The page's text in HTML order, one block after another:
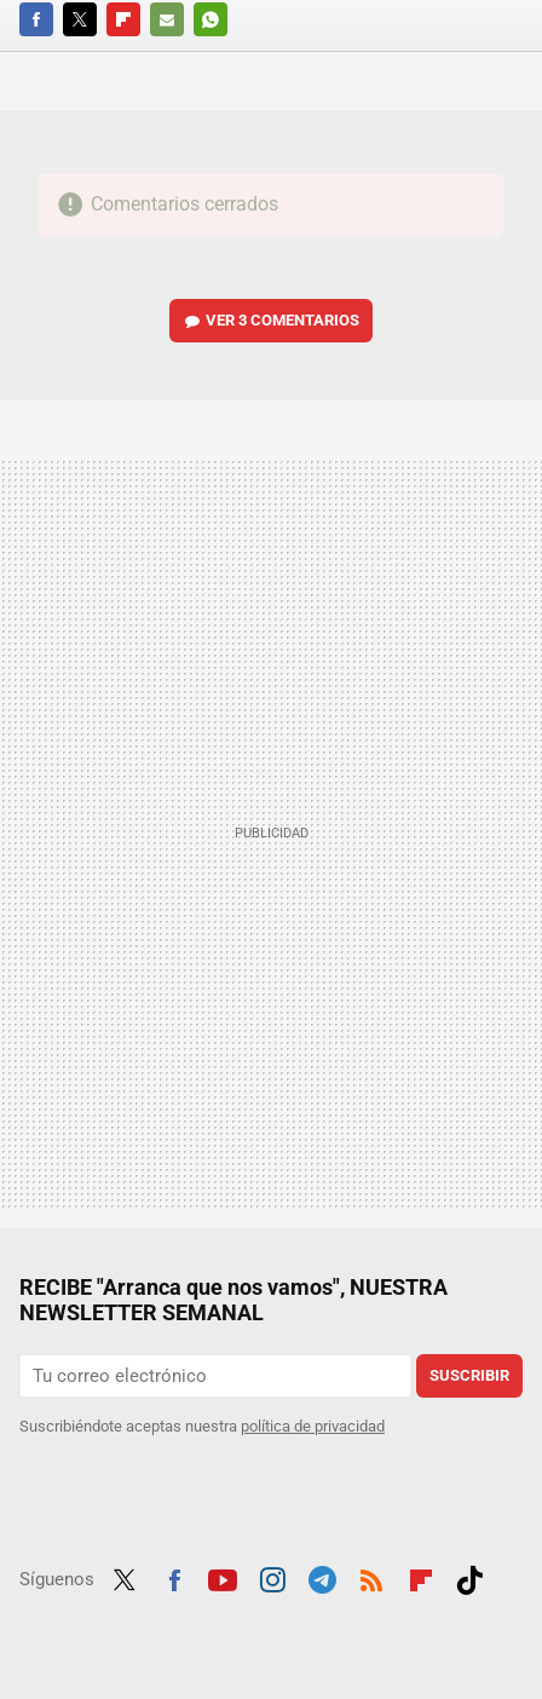
FACEBOOKTWITTERFLIPBOARD
E-
WHATSAPP
Comentarios cerrados
VER3 COMENTARIOS
RECIBE "Arranca que nos vamos", NUESTRA
NEWSLETTER SEMANAL
SUSCRIBIR
Suscribiéndote aceptas nuestra política de privacidad
Síguenos